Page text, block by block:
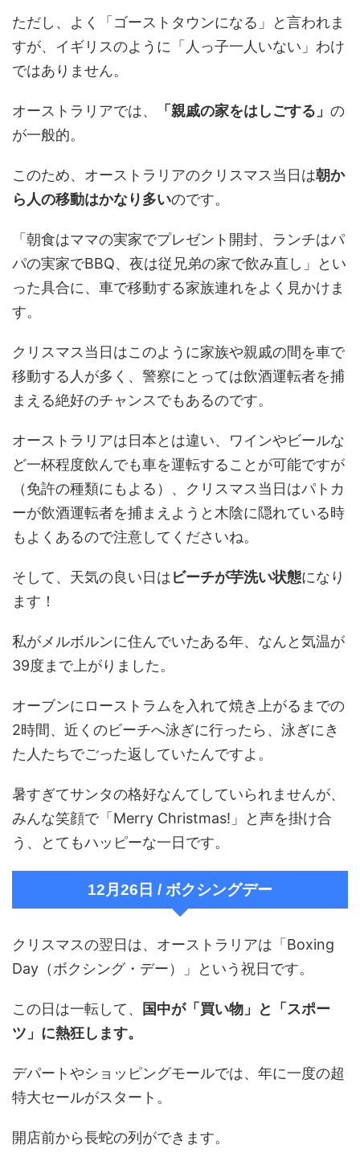
ただし、よく「ゴーストタウンになる」と言われま
すが、イギリスのように「人っ子一人いない」わけ
ではありません。
オーストラリアでは、 「親戚の家をはしごする」 の
が一般的。
このため、オーストラリアのクリスマス当日は朝か
ら人の移動はかなり多いのです。
「朝食はママの実家でプレゼント開封、ランチはパ
パの実家でBBQ、夜は従兄弟の家で飲み直し」とい
った具合に、車で移動する家族連れをよく見かけま
す。
クリスマス当日はこのように家族や親戚の間を車で
移動する人が多く、警察にとっては飲酒運転者を捕
まえる絶好のチャンスでもあるのです。
オーストラリアは日本とは違い、ワインやビールな
ど一杯程度飲んでも車を運転することが可能ですが
（免許の種類にもよる）、クリスマス当日はパトカ
ーが飲酒運転者を捕まえようと木陰に隠れている時
もよくあるので注意してくださいね。
そして、天気の良い日はビーチが芋洗い状態になり
ます！
私がメルボルンに住んでいたある年、なんと気温が
39度まで上がりました。
オーブンにローストラムを入れて焼き上がるまでの
2時間、近くのビーチへ泳ぎに行ったら、泳ぎにき
た人たちでごった返していたんですよ。
暑すぎてサンタの格好なんてしていられませんが、
みんな笑顔で「Merry Christmas!」と声を掛け合
う、とてもハッピーな一日です。
12月26日 / ボクシングデー
クリスマスの翌日は、オーストラリアは「Boxing
Day（ボクシング・デー）」という祝日です。
この日は一転して、 国中が「買い物」と「スポー
ツ」に熱狂します。
デパートやショッピングモールでは、年に一度の超
特大セールがスタート。
開店前から長蛇の列ができます。